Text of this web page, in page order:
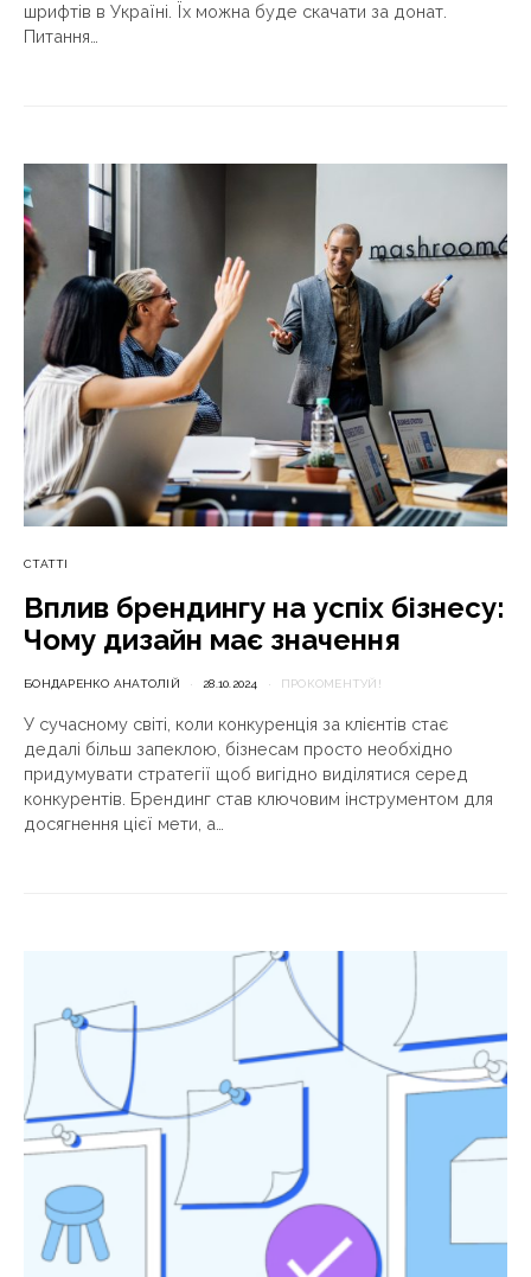
шрифтів в Україні. Їх можна буде скачати за донат.
Питання…
СТАТТІ
Вплив брендингу на успіх бізнесу:
Чому дизайн має значення
БОНДАРЕНКО АНАТОЛІЙ 28.10.2024 ПРОКОМЕНТУЙ!
У сучасному світі, коли конкуренція за клієнтів стає
дедалі більш запеклою, бізнесам просто необхідно
придумувати стратегії щоб вигідно виділятися серед
конкурентів. Брендинг став ключовим інструментом для
досягнення цієї мети, а…